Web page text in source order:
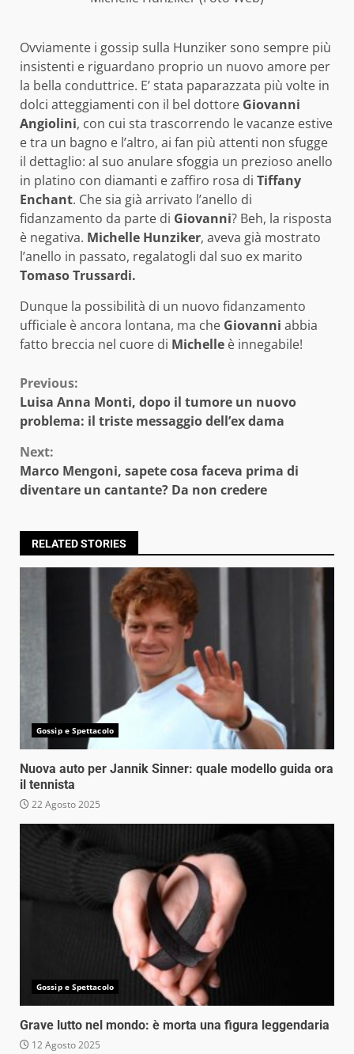
Ovviamente i gossip sulla Hunziker sono sempre più
insistenti e riguardano proprio un nuovo amore per
la bella conduttrice. E’ stata paparazzata più volte in
dolci atteggiamenti con il bel dottore Giovanni
Angiolini, con cui sta trascorrendo le vacanze estive
e tra un bagno e l’altro, ai fan più attenti non sfugge
il dettaglio: al suo anulare sfoggia un prezioso anello
in platino con diamanti e zaffiro rosa di Tiffany
Enchant. Che sia già arrivato l’anello di
fidanzamento da parte di Giovanni? Beh, la risposta
è negativa. Michelle Hunziker, aveva già mostrato
l’anello in passato, regalatogli dal suo ex marito
Tomaso Trussardi.
Dunque la possibilità di un nuovo fidanzamento
ufficiale è ancora lontana, ma che Giovanni abbia
fatto breccia nel cuore di Michelle è innegabile!
Continue
Reading
Previous:
Luisa Anna Monti, dopo il tumore un nuovo
problema: il triste messaggio dell’ex dama
Next:
Marco Mengoni, sapete cosa faceva prima di
diventare un cantante? Da non credere
RELATED STORIES
Gossip e Spettacolo
Nuova auto per Jannik Sinner: quale modello guida ora
il tennista
22 Agosto 2025
Gossip e Spettacolo
Grave lutto nel mondo: è morta una figura leggendaria
12 Agosto 2025